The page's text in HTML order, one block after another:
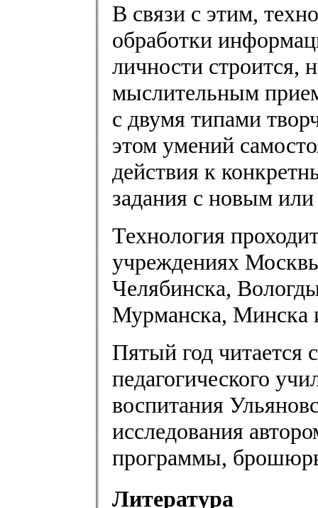
В связи с этим,
обработки
личности строится,
мыслительным
с двумя типами
этом умений
действия к
задания с новым
Технология
учреждениях
Челябинска,
Мурманска, Минска
Пятый год читается
педагогического
воспитания
исследования
программы,
Литература